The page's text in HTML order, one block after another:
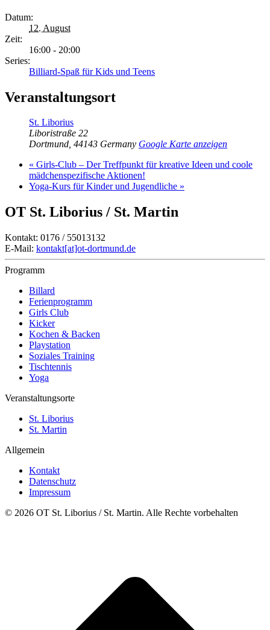
Datum:
12. August
Zeit:
16:00 - 20:00
Series:
Billiard-Spaß für Kids und Teens
Veranstaltungsort
St. Liborius
Liboristraße 22
Dortmund, 44143 Germany Google Karte anzeigen
« Girls-Club – Der Treffpunkt für kreative Ideen und coole
mädchenspezifische Aktionen!
Yoga-Kurs für Kinder und Jugendliche »
OT St. Liborius / St. Martin
Kontakt: 0176 / 55013132
E-Mail: kontakt[at]ot-dortmund.de
Programm
Billard
Ferienprogramm
Girls Club
Kicker
Kochen & Backen
Playstation
Soziales Training
Tischtennis
Yoga
Veranstaltungsorte
St. Liborius
St. Martin
Allgemein
Kontakt
Datenschutz
Impressum
© 2026 OT St. Liborius / St. Martin. Alle Rechte vorbehalten